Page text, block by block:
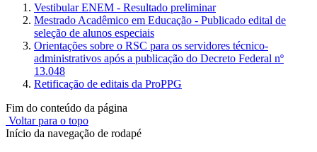
Vestibular ENEM - Resultado preliminar
Mestrado Acadêmico em Educação - Publicado edital de
seleção de alunos especiais
Orientações sobre o RSC para os servidores técnico-
administrativos após a publicação do Decreto Federal nº
13.048
Retificação de editais da ProPPG
Fim do conteúdo da página
Voltar para o topo
Início da navegação de rodapé